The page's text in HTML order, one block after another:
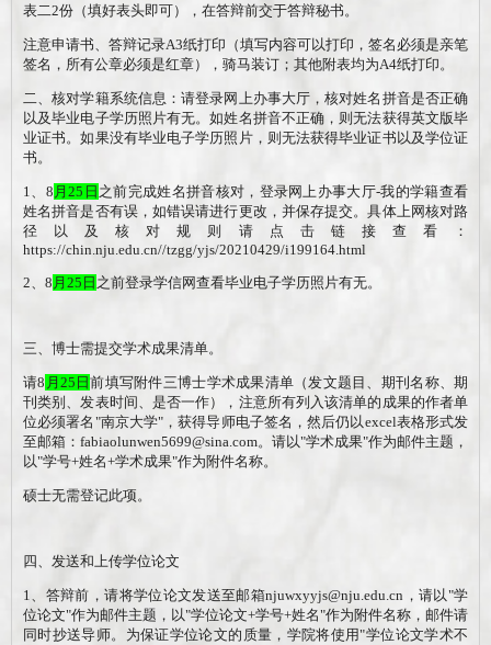
表二2份（填好表头即可），在答辩前交于答辩秘书。
注意申请书、答辩记录A3纸打印（填写内容可以打印，签名必须是亲笔
签名，所有公章必须是红章），骑马装订；其他附表均为A4纸打印。
二、核对学籍系统信息：请登录网上办事大厅，核对姓名拼音是否正确
以及毕业电子学历照片有无。如姓名拼音不正确，则无法获得英文版毕
业证书。如果没有毕业电子学历照片，则无法获得毕业证书以及学位证
书。
1、 8 月25 日 之前完成姓名拼音核对，登录网上办事大厅-我的学籍查看
姓名拼音是否有误，如错误请进行更改，并保存提交。具体上网核对路
径以及核对规则请点击链接查看：
https://chin.nju.edu.cn//tzgg/yjs/20210429/i199164.html
2、 8 月 25 日 之前登录学信网查看毕业电子学历照片有无。
三、博士需提交学术成果清单。
请8 月 25 日前填写附件三博士学术成果清单（发文题目、期刊名称、期
刊类别、发表时间、是否一作），注意所有列入该清单的成果的作者单
位必须署名 "南京大学" ，获得导师电子签名，然后仍以excel表格形式发
至邮箱： fabiaolunwen5699@sina.com。请以"学术成果"作为邮件主题，
以"学号+姓名+学术成果"作为附件名称。
硕士无需登记此项。
四、发送和上传学位论文
1、答辩前，请将学位论文发送至邮箱njuwxyyjs@nju.edu.cn，请以"学
位论文"作为邮件主题，以"学位论文+学号+姓名"作为附件名称，邮件请
同时抄送导师。为保证学位论文的质量，学院将使用"学位论文学术不